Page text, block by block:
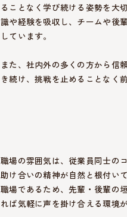
ることなく学び続ける姿勢を大
識や経験を吸収し、チームや後
しています。
また、社内外の多くの方から信
き続け、挑戦を止めることなく
職場の雰囲気は、従業員同士の
助け合いの精神が自然と根付い
職場であるため、先輩・後輩の
れば気軽に声を掛け合える環境